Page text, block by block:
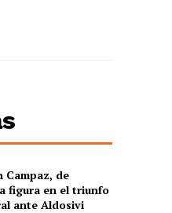
Campaz, de
figura en el triunfo
ante Aldosivi